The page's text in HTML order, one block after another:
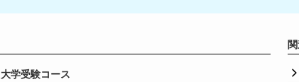
大学受験コース